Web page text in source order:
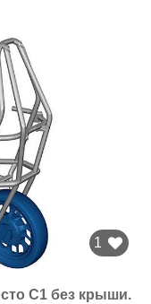
1
C1 без крыши.